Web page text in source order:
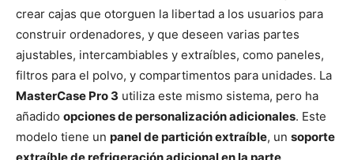
crear cajas que otorguen la libertad a los usuarios para
construir ordenadores, y que deseen varias partes
ajustables, intercambiables y extraíbles, como paneles,
filtros para el polvo, y compartimentos para unidades. La
MasterCase Pro 3 utiliza este mismo sistema, pero ha
añadido opciones de personalización adicionales. Este
modelo tiene un panel de partición extraíble, un soporte